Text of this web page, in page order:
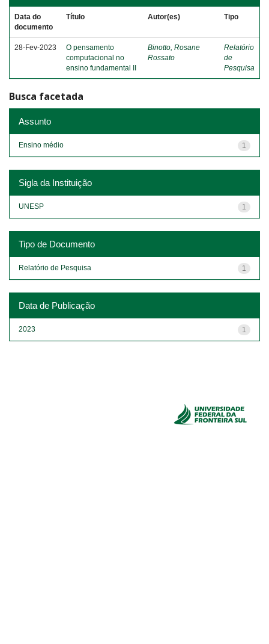
Data do
documento
Título Autor(es) Tipo
28-Fev-2023
O pensamento
computacional no
ensino fundamental II
Binotto, Rosane
Rossato
Relatório
de
Pesquisa
Busca facetada
Assunto
1
Ensino médio
Sigla da Instituição
1
UNESP
Tipo de Documento
1
Relatório de Pesquisa
Data de Publicação
1
2023